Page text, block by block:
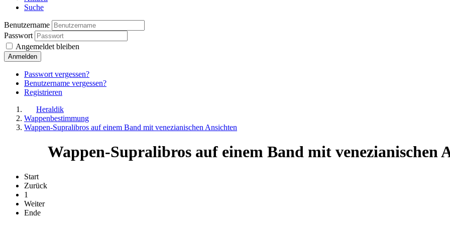
Suche
Benutzername
Passwort
Angemeldet bleiben
Anmelden
Passwort vergessen?
Benutzername vergessen?
Registrieren
Heraldik
Wappenbestimmung
Wappen-Supralibros auf einem Band mit venezianischen Ansichten
Wappen-Supralibros auf einem Band mit venezianischen
Start
Zurück
1
Weiter
Ende